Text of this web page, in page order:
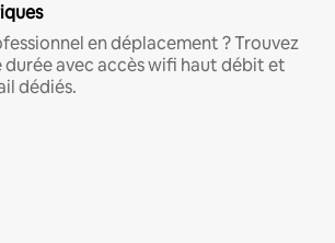
en déplacement ? Trouvez
durée avec accès wifi haut débit et
dédiés.